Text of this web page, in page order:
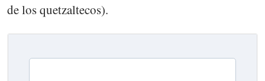
de los quetzaltecos).